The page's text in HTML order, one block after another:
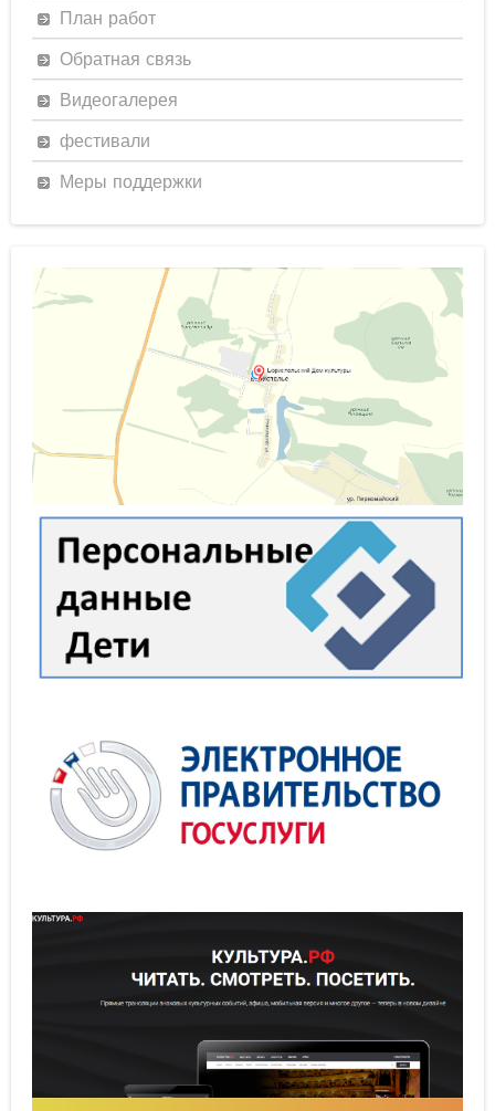
План работ
Обратная связь
Видеогалерея
фестивали
Меры поддержки